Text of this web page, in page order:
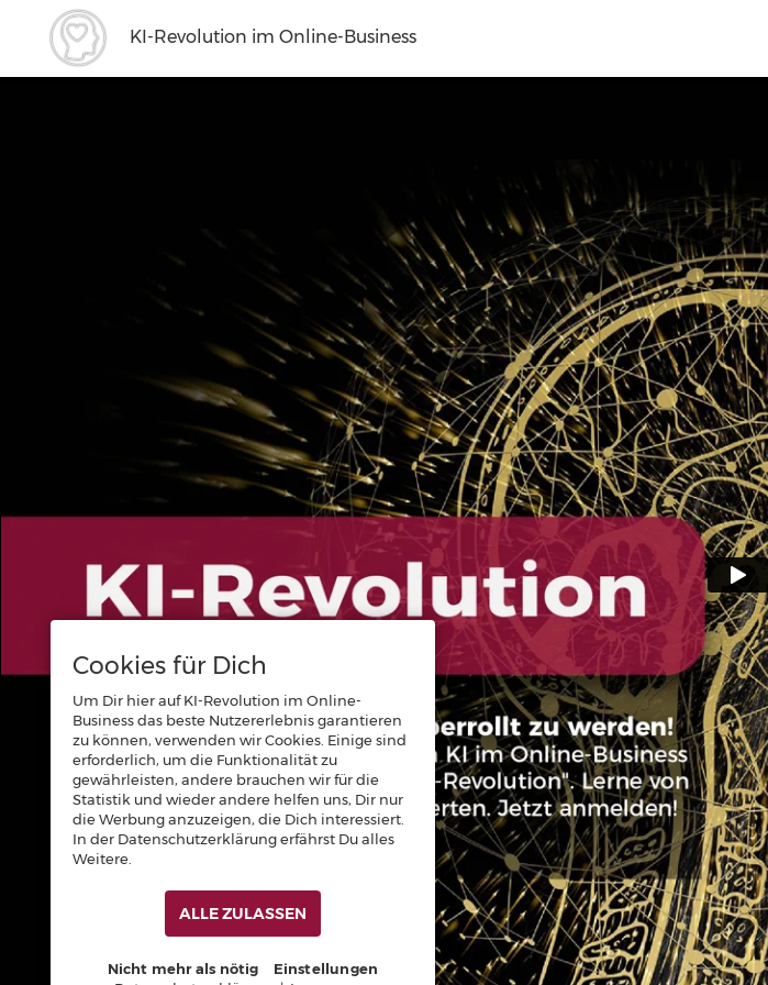
KI-Revolution im Online-Business
Cookies für Dich
Um Dir hier auf KI-Revolution im Online-
Business das beste Nutzererlebnis garantieren
zu können, verwenden wir Cookies. Einige sind
erforderlich, um die Funktionalität zu
gewährleisten, andere brauchen wir für die
Statistik und wieder andere helfen uns, Dir nur
die Werbung anzuzeigen, die Dich interessiert.
In der Datenschutzerklärung erfährst Du alles
Weitere.
ALLE ZULASSEN
Nicht mehr als nötig
Einstellungen